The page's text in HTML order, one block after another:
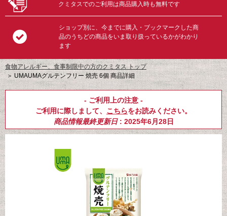
クミタスでのご利用は商品購入時も無料です
ショップ別に、今までに購入・ブックマークした商
品のうちどの商品をいま取り扱っているかがわかり
ます
食物アレルギー、食事制限中の方のクミタス トップ
＞UMAUMAグルテンフリー 焼売 6個 商品詳細
- ご利用上の注意 -
ご利用に際しまして、 こちらをお読みください。
商品情報最終更新日: 2025年6月28日